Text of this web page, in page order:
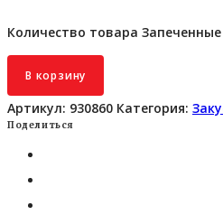
Количество товара
В корзину
Артикул: 930860 Категория:
Поделиться